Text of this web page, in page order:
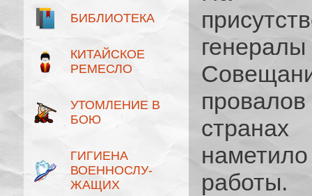
БИБЛИОТЕКА
КИТАЙСКОЕ
РЕМЕСЛО
УТОМЛЕНИЕ В
БОЮ
ГИГИЕНА
ВОЕННОСЛУ­
ЖАЩИХ
работы.